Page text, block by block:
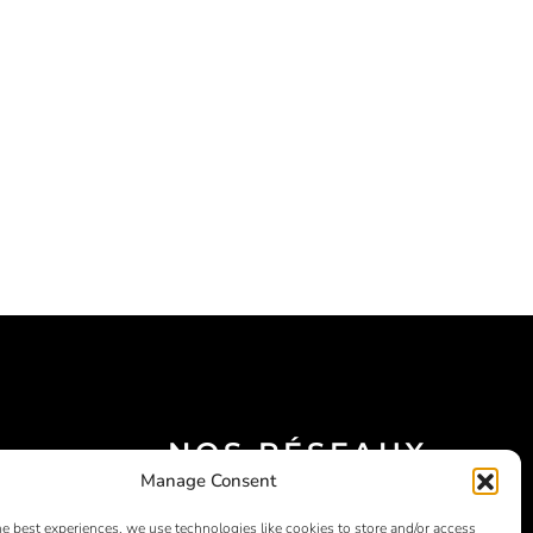
Manage Consent
best experiences, we use technologies like cookies to store and/or access
NOS RÉSEAUX
SOCIAUX